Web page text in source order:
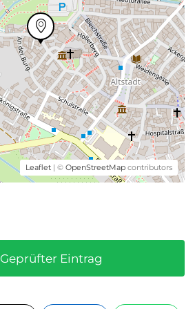
Leaflet | © OpenStreetMap contributors
Geprüfter Eintrag